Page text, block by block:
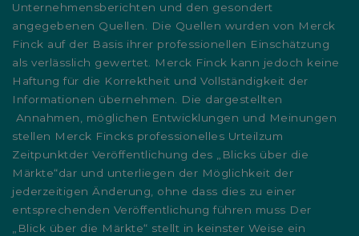
Unternehmensberichten und den gesondert
angegebenen Quellen. Die Quellen wurden von Merck
Finck auf der Basis ihrer professionellen Einschätzung
als verlässlich gewertet. Merck Finck kann jedoch keine
Haftung für die Korrektheit und Vollständigkeit der
Informationen übernehmen. Die dargestellten
Annahmen, möglichen Entwicklungen und Meinungen
stellen Merck Fincks professionelles Urteilzum
Zeitpunktder Veröffentlichung des „Blicks über die
Märkte“dar und unterliegen der Möglichkeit der
jederzeitigen Änderung, ohne dass dies zu einer
entsprechenden Veröffentlichung führen muss Der
„Blick über die Märkte“ stellt in keinster Weise ein